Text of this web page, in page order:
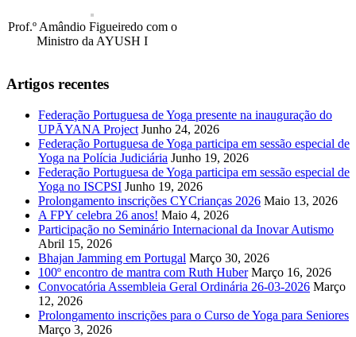
Prof.º Amândio Figueiredo com o
Ministro da AYUSH I
Artigos recentes
Federação Portuguesa de Yoga presente na inauguração do
UPĀYANA Project Junho 24, 2026
Federação Portuguesa de Yoga participa em sessão especial de
Yoga na Polícia Judiciária Junho 19, 2026
Federação Portuguesa de Yoga participa em sessão especial de
Yoga no ISCPSI Junho 19, 2026
Prolongamento inscrições CYCrianças 2026 Maio 13, 2026
A FPY celebra 26 anos! Maio 4, 2026
Participação no Seminário Internacional da Inovar Autismo
Abril 15, 2026
Bhajan Jamming em Portugal Março 30, 2026
100º encontro de mantra com Ruth Huber Março 16, 2026
Convocatória Assembleia Geral Ordinária 26-03-2026 Março
12, 2026
Prolongamento inscrições para o Curso de Yoga para Seniores
Março 3, 2026